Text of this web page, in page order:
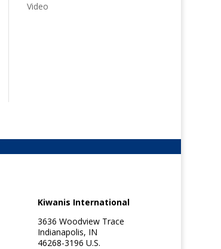
Video
Kiwanis International
3636 Woodview Trace
Indianapolis, IN
46268-3196 U.S.